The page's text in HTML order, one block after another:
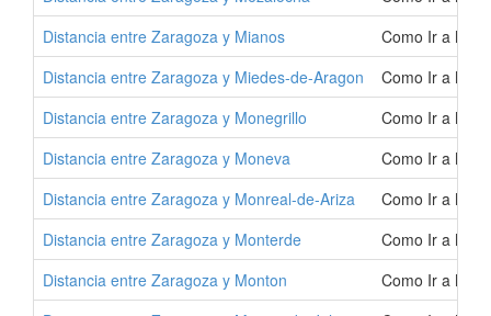
Distancia entre Zaragoza y Mianos
Como Ir a
Distancia entre Zaragoza y Miedes-de-Aragon
Como Ir a
Distancia entre Zaragoza y Monegrillo
Como Ir a
Distancia entre Zaragoza y Moneva
Como Ir a
Distancia entre Zaragoza y Monreal-de-Ariza
Como Ir a
Distancia entre Zaragoza y Monterde
Como Ir a
Distancia entre Zaragoza y Monton
Como Ir a